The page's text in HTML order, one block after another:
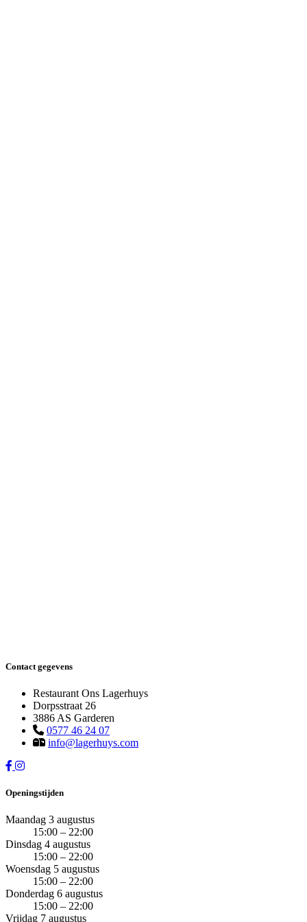
Contact gegevens
Restaurant Ons Lagerhuys
Dorpsstraat 26
3886 AS Garderen
0577 46 24 07
info@lagerhuys.com
Openingstijden
Maandag 3 augustus
15:00 – 22:00
Dinsdag 4 augustus
15:00 – 22:00
Woensdag 5 augustus
15:00 – 22:00
Donderdag 6 augustus
15:00 – 22:00
Vrijdag 7 augustus